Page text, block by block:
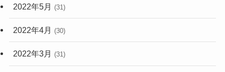
2022年5月 (31)
2022年4月 (30)
2022年3月 (31)